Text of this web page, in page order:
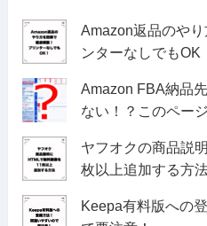
Amazon返品のや
ンターなしでもOK
Amazon FBA納品
ない！？このペー
ヤフオクの商品説
枚以上追加する方
Keepa有料版への